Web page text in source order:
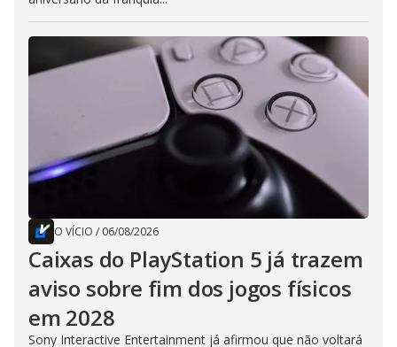
O VÍCIO / 06/08/2026
Caixas do PlayStation 5 já trazem
aviso sobre fim dos jogos físicos
em 2028
Sony Interactive Entertainment já afirmou que não voltará